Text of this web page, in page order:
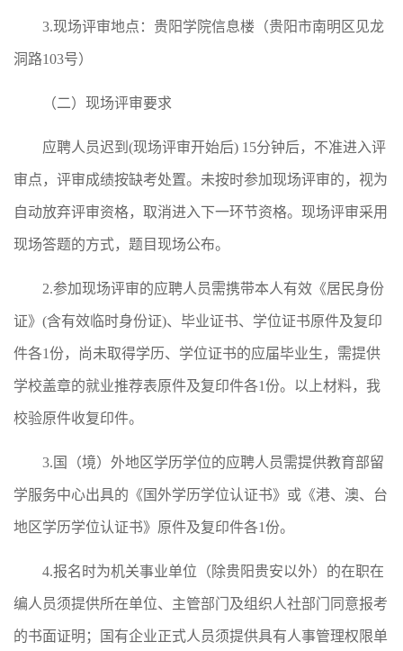
3.现场评审地点：贵阳学院信息楼（贵阳市南明区见龙
洞路103号）
（二）现场评审要求
应聘人员迟到(现场评审开始后) 15分钟后，不准进入评
审点，评审成绩按缺考处置。未按时参加现场评审的，视为
自动放弃评审资格，取消进入下一环节资格。现场评审采用
现场答题的方式，题目现场公布。
2.参加现场评审的应聘人员需携带本人有效《居民身份
证》(含有效临时身份证)、毕业证书、学位证书原件及复印
件各1份，尚未取得学历、学位证书的应届毕业生，需提供
学校盖章的就业推荐表原件及复印件各1份。以上材料，我
校验原件收复印件。
3.国（境）外地区学历学位的应聘人员需提供教育部留
学服务中心出具的《国外学历学位认证书》或《港、澳、台
地区学历学位认证书》原件及复印件各1份。
4.报名时为机关事业单位（除贵阳贵安以外）的在职在
编人员须提供所在单位、主管部门及组织人社部门同意报考
的书面证明；国有企业正式人员须提供具有人事管理权限单